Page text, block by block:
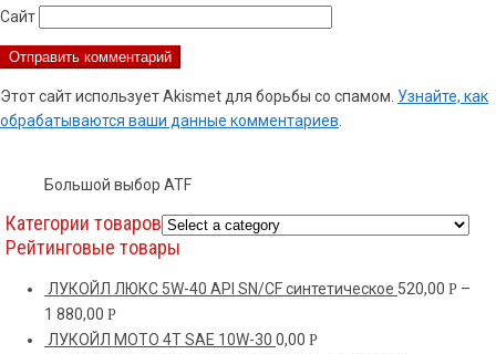
Сайт
Этот сайт использует Akismet для борьбы со спамом. Узнайте, как
обрабатываются ваши данные комментариев
Большой выбор ATF
Категории товаров
Рейтинговые товары
ЛУКОЙЛ ЛЮКС 5W-40 API SN/CF синтетическое 520,00 Р –
1 880,00 Р
ЛУКОЙЛ МОТО 4Т SAE 10W-30 0,00 Р